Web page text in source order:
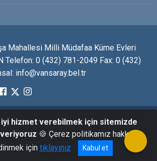
Mahallesi Milli Müdafaa Küme Evleri
Telefon: 0 (432) 781-2049 Fax: 0 (432)
info@vansaray.bel.tr
Tüm hakları " T.C. Saray Belediye"sine
aittir.
hizmet verebilmek için sitemizde
🍪 Çerez politikamız hakkında
için tıklayınız Kabul et